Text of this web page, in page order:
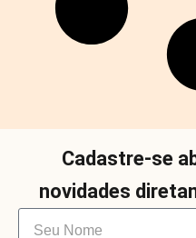
Cadastre-se
novidades